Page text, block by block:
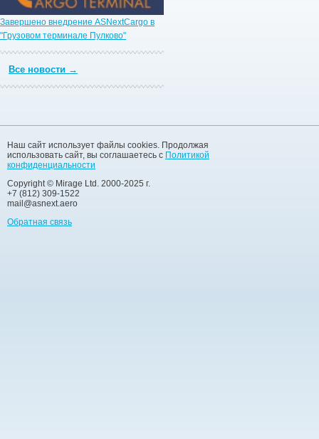
Завершено внедрение ASNextCargo в
"Грузовом терминале Пулково"
Все новости →
Наш сайт использует файлы cookies. Продолжая
использовать сайт, вы соглашаетесь с Политикой
конфиденциальности
Copyright © Mirage Ltd. 2000-2025 г.
+7 (812) 309-1522
mail@asnext.aero
Обратная связь